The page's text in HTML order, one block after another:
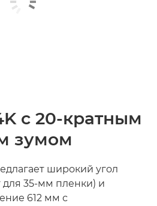
с 20-кратным
зумом
широкий угол
для 35-мм пленки) и
612 мм с